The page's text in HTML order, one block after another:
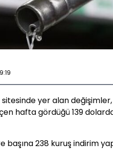
yer alan değişimler,
hafta gördüğü 139
238 kuruş indirim